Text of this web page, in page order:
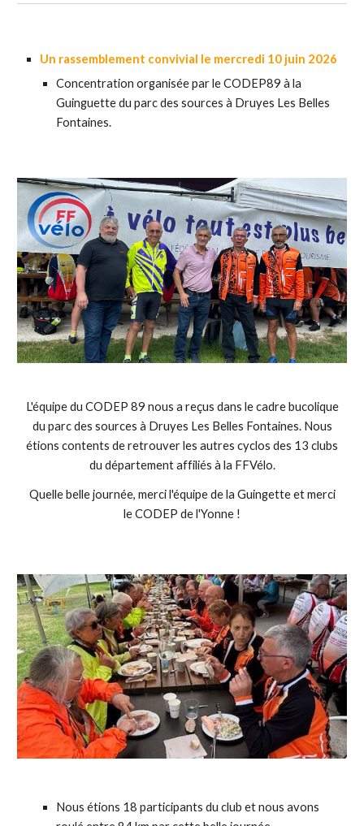
Un rassemblement convivial le mercredi 10 juin 2026
Concentration organisée par le CODEP89 à la
Guinguette du parc des sources à Druyes Les Belles
Fontaines.
L'équipe du CODEP 89 nous a reçus dans le cadre bucolique
du parc des sources à Druyes Les Belles Fontaines. Nous
étions contents de retrouver les autres cyclos des 13 clubs
du département affiliés à la FFVélo.
Quelle belle journée, merci l'équipe de la Guingette et merci
le CODEP de l'Yonne !
Nous étions 18participants du club et nous avons